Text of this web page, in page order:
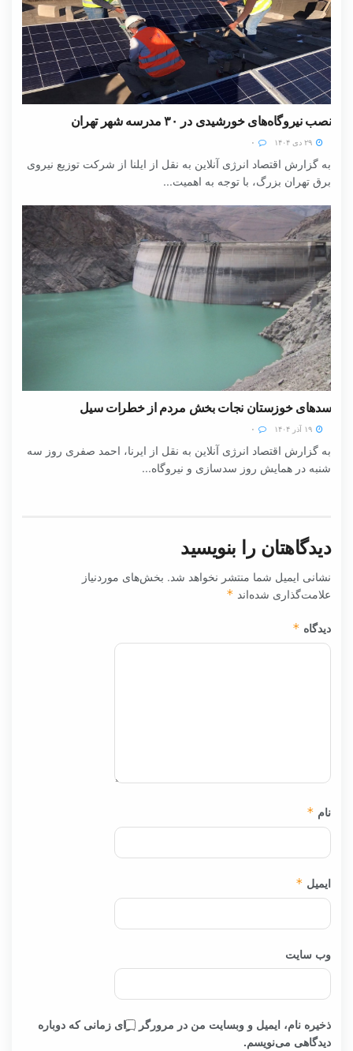
نصب نیروگاه‌های خورشیدی در ۳۰ مدرسه شهر تهران
به گزارش اقتصاد انرژی آنلاین به نقل از ایلنا از شرکت توزیع نیروی
برق تهران بزرگ، با توجه به اهمیت...
سدهای خوزستان نجات بخش مردم از خطرات سیل
به گزارش اقتصاد انرژی آنلاین به نقل از ایرنا، احمد صفری روز سه
شنبه در همایش روز سدسازی و نیروگاه...
دیدگاهتان را بنویسید
نشانی ایمیل شما منتشر نخواهد شد. بخش‌های موردنیاز
علامت‌گذاری شده‌اند *
دیدگاه *
نام *
ایمیل *
وب‌ سایت
ذخیره نام، ایمیل و وبسایت من در مرورگر برای زمانی که دوباره
دیدگاهی می‌نویسم.